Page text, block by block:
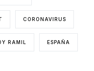
CORONAVIRUS
RAMIL ESPAÑA